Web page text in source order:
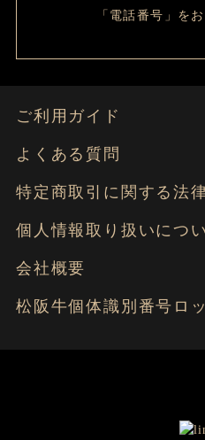
「電話番号」を
ご利用ガイド
よくある質問
特定商取引に関する法
個人情報取り扱いにつ
会社概要
松阪牛個体識別番号ロ